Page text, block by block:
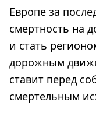
Европе за
смертность на
и стать
дорожным
ставит перед
смертельным